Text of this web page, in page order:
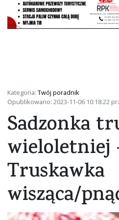
Kategoria: Twój poradnik
Opublikowano: 2023-11-06 10:18:22
Sadzonka
wieloletniej
Truskawka
wisząca/